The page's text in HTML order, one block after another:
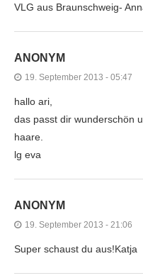
VLG aus Braunschweig-
ANONYM
19. September 2013 - 05:47
hallo ari,
das passt dir wunderschön
haare.
lg eva
ANONYM
19. September 2013 - 21:06
Super schaust du aus!Katja